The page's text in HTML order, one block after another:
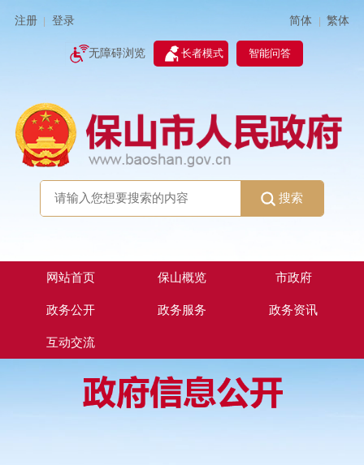
注册 登录 简体 | 繁体
无障碍浏览 长者模式 智能问答
搜索
网站首页 保山概览 市政府
政务公开 政务服务 政务资讯
互动交流